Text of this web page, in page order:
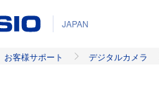
JAPAN
お客様サポート デジタルカメラ